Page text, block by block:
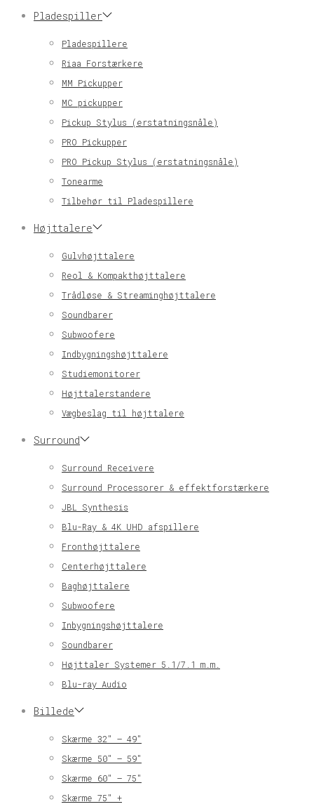
Pladespiller
Pladespillere
Riaa Forstærkere
MM Pickupper
MC pickupper
Pickup Stylus (erstatningsnåle)
PRO Pickupper
PRO Pickup Stylus (erstatningsnåle)
Tonearme
Tilbehør til Pladespillere
Højttalere
Gulvhøjttalere
Reol & Kompakthøjttalere
Trådløse & Streaminghøjttalere
Soundbarer
Subwoofere
Indbygningshøjttalere
Studiemonitorer
Højttalerstandere
Vægbeslag til højttalere
Surround
Surround Receivere
Surround Processorer & effektforstærkere
JBL Synthesis
Blu-Ray & 4K UHD afspillere
Fronthøjttalere
Centerhøjttalere
Baghøjttalere
Subwoofere
Inbygningshøjttalere
Soundbarer
Højttaler Systemer 5.1/7.1 m.m.
Blu-ray Audio
Billede
Skærme 32″ – 49″
Skærme 50″ – 59″
Skærme 60″ – 75″
Skærme 75″ +